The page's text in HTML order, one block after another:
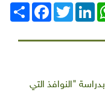
انشر
FacebookTwitterLinkedIn
"النوافذ التي